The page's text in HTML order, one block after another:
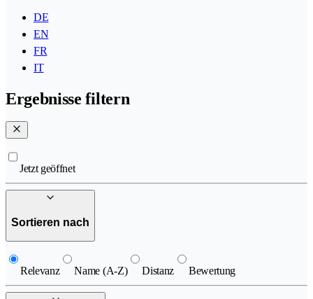
DE
EN
FR
IT
Ergebnisse filtern
Jetzt geöffnet
Sortieren nach
Relevanz Name (A-Z) Distanz Bewertung